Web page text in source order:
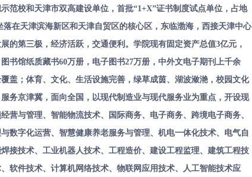
范校和天津市双高建设单位，首批“1+X”证书制度试点单位，占地
落在天津滨海新区和天津自贸区的核心区，东临渤海，西接天津中心
的第三极，经济活跃，交通便利。学院现有固定资产总值3亿元，
书馆纸质藏书60万册，电子图书27万册，中外文电子期刊上千余
盖；体育、文化、生活设施完善，绿草成茵、湖波潋滟，校园文化
务京津冀，面向全国，以现代制造业与现代服务业为重点，开设现
营与管理、智能物流技术、国际商务、电子商务、跨境电子商务、
数字化运营、智慧健康养老服务与管理、机电一体化技术、电气自
接技术、工业机器人技术、工程造价、建设工程监理、建筑工程技
软件技术、计算机网络技术、物联网应用技术、人工智能技术应